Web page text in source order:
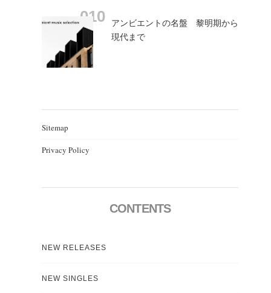
アンビエントの名盤 黎明期から
現代まで
Sitemap
Privacy Policy
CONTENTS
NEW RELEASES
NEW SINGLES